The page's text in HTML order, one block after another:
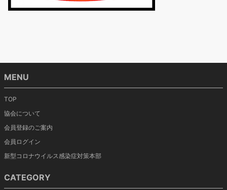
MENU
TOP
協会について
会員登録のご案内
会員ログイン
新型コロナウイルス感染症対策本部
CATEGORY